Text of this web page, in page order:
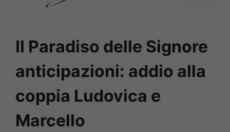
Il Paradiso delle Signore
anticipazioni: addio alla
coppia Ludovica e
Marcello